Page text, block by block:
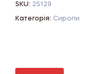
SKU: 25129
Категорія: Сиропи